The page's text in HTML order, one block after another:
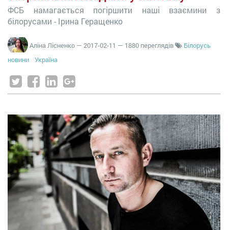
ФСБ намагається погіршити наші взаємини з
білорусами - Ірина Геращенко
Аліна Лісненко — 2017-02-11 — 1880 переглядів
Білорусь
новини
Україна